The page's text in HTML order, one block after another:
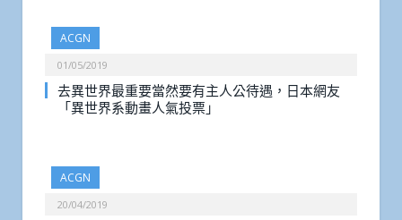
ACGN
01/05/2019
去異世界最重要當然要有主人公待遇，日本網友
「異世界系動畫人氣投票」
ACGN
20/04/2019